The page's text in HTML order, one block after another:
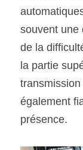
souvent une
de la
la partie
également
présence.